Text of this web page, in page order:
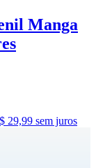
Manga
29,99 sem juros